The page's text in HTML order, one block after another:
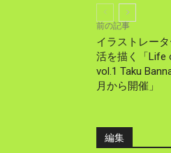
前の記事
イラストレー
活を描く「Life
vol.1 Taku
月から開催」
編集